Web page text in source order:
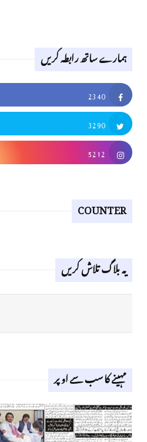
ہمارے ساتھ رابطہ کریں
2340
3290
5212
COUNTER
یہ بلاگ تلاش کریں
مہینے کا سب سے اوپر